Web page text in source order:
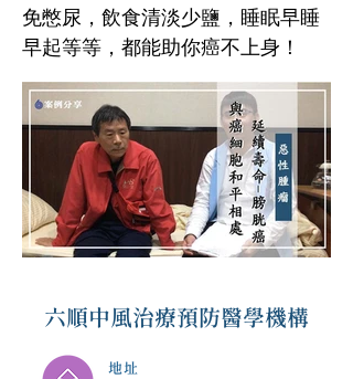
免憋尿，飲食清淡少鹽，睡眠早睡
早起等等，都能助你癌不上身！
六順中風治療預防醫學機構
地址